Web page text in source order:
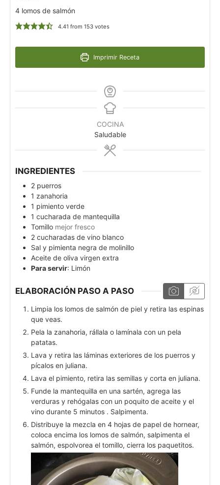
4 lomos de salmón
4.41 from 153votes
Imprimir Receta
COCINA
Saludable
INGREDIENTES
2 puerros
1 zanahoria
1 pimiento verde
1 cucharada de mantequilla
Tomillo mejor fresco
2 cucharadas de vino blanco
Sal y pimienta negra de molinillo
Aceite de oliva virgen extra
Para servir: Limón
ELABORACIÓN PASO A PASO
Limpia los lomos de salmón de piel y retira las espinas
que veas.
Pela la zanahoria, rállala o lamínala con un pela
patatas.
Lava y retira las láminas exteriores de los puerros y
pícalos en juliana.
Lava el pimiento, retira las semillas y corta en juliana.
Funde la mantequilla en una sartén, agrega las
verduras y rehógalas con un poquito de aceite y el
vino durante 5 minutos . Salpimenta.
Distribuye la mezcla en 4 hojas de papel de hornear,
coloca encima los lomos de salmón, salpimenta el
salmón, espolvorea el tomillo, cierra los paquetitos.